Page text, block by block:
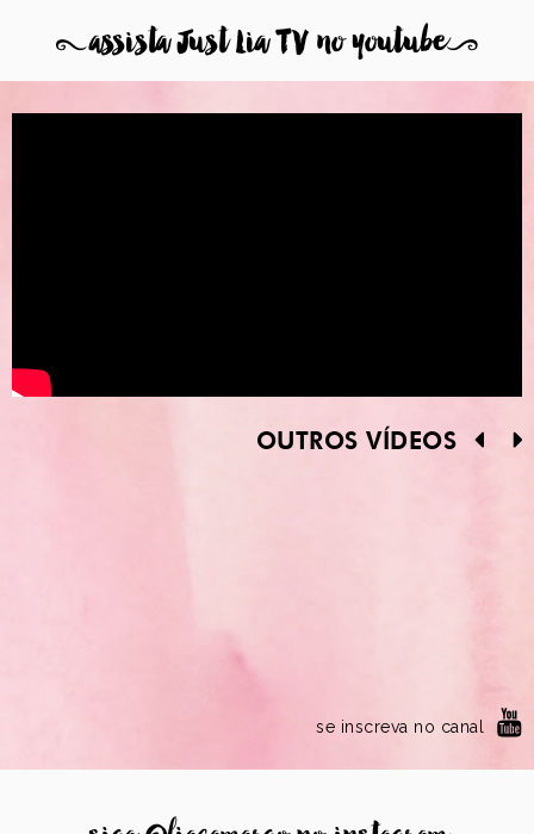
8assista Just Lia TV no youtube9
OUTROS VÍDEOS
se inscreva no canal